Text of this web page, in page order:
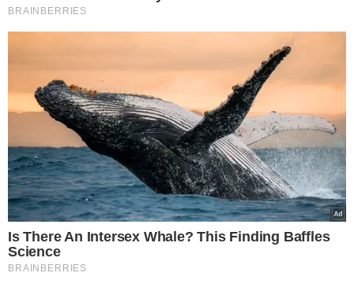
INSEGURANÇA
NOIVOS
PREPARATIVOS CASAMENTO
VER COMENTÁRIOS
VEJA TAMBÉM